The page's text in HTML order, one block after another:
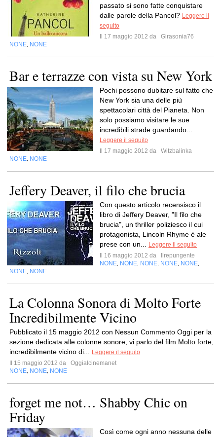
passato si sono fatte conquistare
dalle parole della Pancol? Leggere il
seguito
Il 17 maggio 2012 da
Girasonia76
NONE NONE
Bar e terrazze con vista su New York
Pochi possono dubitare sul fatto che
New York sia una delle più
spettacolari città del Pianeta. Non
solo possiamo visitare le sue
incredibili strade guardando...
Leggere il seguito
Il 17 maggio 2012 da
Witzbalinka
NONE NONE
Jeffery Deaver, il filo che brucia
Con questo articolo recensisco il
libro di Jeffery Deaver, "Il filo che
brucia", un thriller poliziesco il cui
protagonista, Lincoln Rhyme è ale
prese con un...
Leggere il seguito
Il 16 maggio 2012 da
Ilrepungente
NONE NONE NONE NONE NONE
NONE NONE
La Colonna Sonora di Molto Forte
Incredibilmente Vicino
Pubblicato il 15 maggio 2012 con Nessun Commento Oggi per la
sezione dedicata alle colonne sonore, vi parlo del film Molto forte,
incredibilmente vicino di...
Leggere il seguito
Il 15 maggio 2012 da
Oggialcinemanet
NONE NONE NONE
forget me not… Shabby Chic on
Friday
Così come ogni anno nessuna delle